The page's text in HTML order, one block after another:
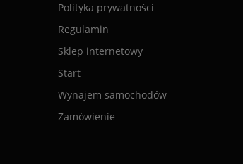
Polityka prywatności
Regulamin
Sklep internetowy
Start
Wynajem samochodów
Zamówienie